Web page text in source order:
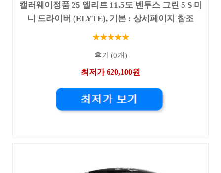
캘러웨이정품 25 엘리트 11.5도 벤투스 그린 5 S 미
니 드라이버 (ELYTE), 기본 : 상세페이지 참조
★★★★★
후기 (0개)
최저가 620,100원